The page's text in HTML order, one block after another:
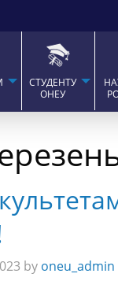
СТУДЕНТУ
ОНЕУ
by oneu_admin